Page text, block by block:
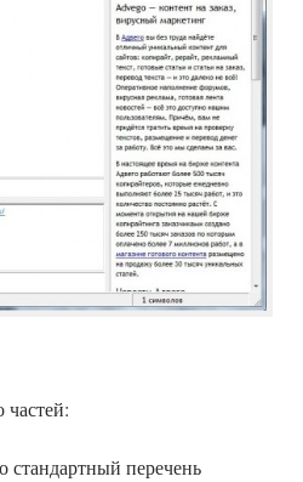
частей:
стандартный перечень